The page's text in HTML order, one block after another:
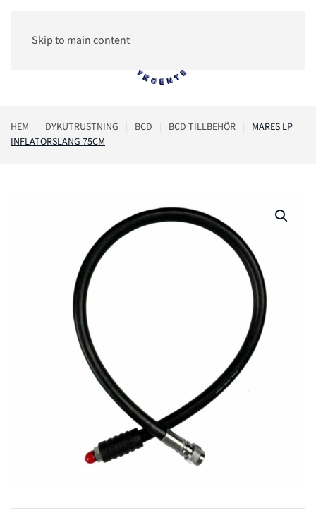
Skip to main content
HEM DYKUTRUSTNING BCD BCD TILLBEHÖR
MARES LP
INFLATORSLANG 75CM